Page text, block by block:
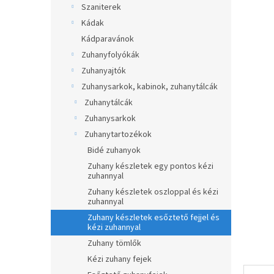
Szaniterek
Kádak
Kádparavánok
Zuhanyfolyókák
Zuhanyajtók
Zuhanysarkok, kabinok, zuhanytálcák
Zuhanytálcák
Zuhanysarkok
Zuhanytartozékok
Bidé zuhanyok
Zuhany készletek egy pontos kézi
zuhannyal
Zuhany készletek oszloppal és kézi
zuhannyal
Zuhany készletek esőztető fejjel és
kézi zuhannyal
Zuhany tömlők
Kézi zuhany fejek